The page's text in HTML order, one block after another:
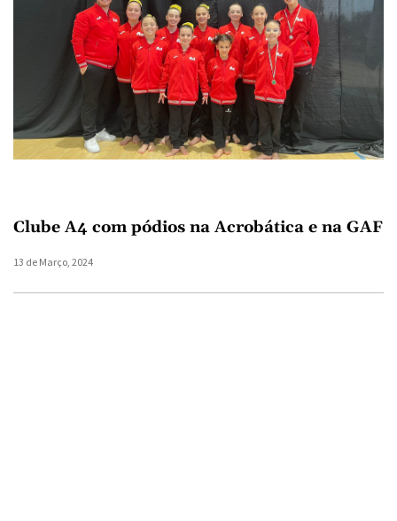
Clube A4 com pódios na Acrobática e na GAF
13 de Março, 2024